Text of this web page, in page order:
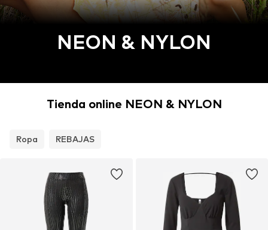
NEON & NYLON
Tienda online NEON & NYLON
Ropa REBAJAS